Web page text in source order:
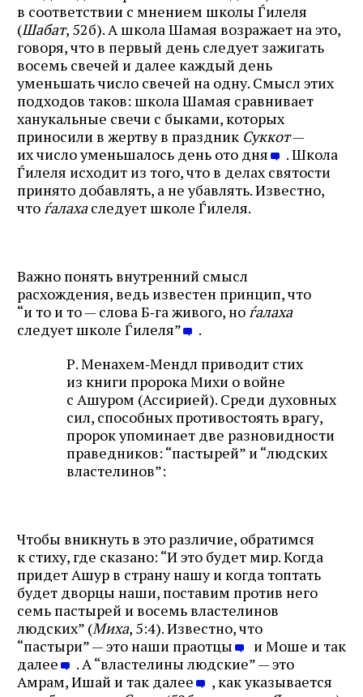
в соответствии с мнением школы Ѓилеля
(Шабат, 52б). А школа Шамая возражает на это,
говоря, что в первый день следует зажигать
восемь свечей и далее каждый день
уменьшать число свечей на одну. Смысл этих
подходов таков: школа Шамая сравнивает
ханукальные свечи с быками, которых
приносили в жертву в праздник Суккот—
их число уменьшалось день ото дня
. Школа
Ѓилеля исходит из того, что в делах святости
принято добавлять, а не убавлять. Известно,
что ѓалахаследует школе Ѓилеля.
Важно понять внутренний смысл
расхождения, ведь известен принцип, что
“и то и то — слова Б‑га живого, но ѓалаха
следует школе Ѓилеля”
.
Р. Менахем‑Мендл приводит стих
из книги пророка Михи о войне
с Ашуром (Ассирией). Среди духовных
сил, способных противостоять врагу,
пророк упоминает две разновидности
праведников: “пастырей” и “людских
властелинов”:
Чтобы вникнуть в это различие, обратимся
к стиху, где сказано: “И это будет мир. Когда
придет Ашур в страну нашу и когда топтать
будет дворцы наши, поставим против него
семь пастырей и восемь властелинов
людских” (Миха, 5:4). Известно, что
“пастыри” — это наши праотцы
и Моше и так
далее
. А “властелины людские” — это
Амрам, Ишай и так далее
, как указывается